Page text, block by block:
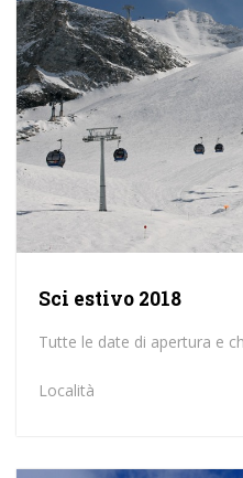
Sci estivo 2018
Tutte le date di apertura e
Località